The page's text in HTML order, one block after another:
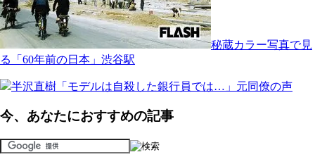
秘蔵カラー写真で見
る「60年前の日本」渋谷駅
半沢直樹「モデルは自殺した銀行員では…」元同僚の声
今、あなたにおすすめの記事